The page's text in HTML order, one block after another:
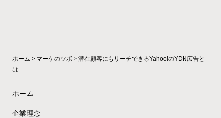
ホーム > マーケのツボ > 潜在顧客にもリーチできるYahoo!のYDN広告と
は
ホーム
企業理念